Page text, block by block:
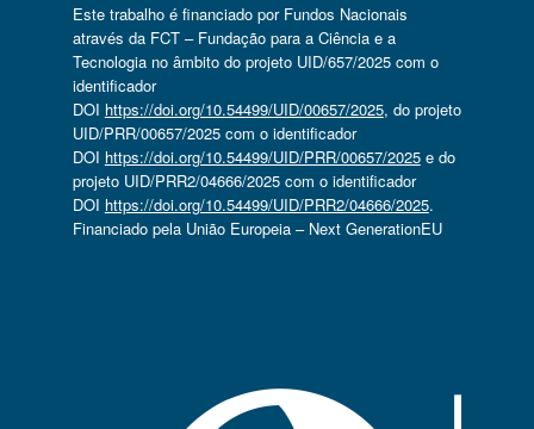
Este trabalho é financiado por Fundos Nacionais
através da FCT – Fundação para a Ciência e a
Tecnologia no âmbito do projeto UID/657/2025 com o
identificador
DOI https://doi.org/10.54499/UID/00657/2025, do projeto
UID/PRR/00657/2025 com o identificador
DOI https://doi.org/10.54499/UID/PRR/00657/2025e do
projeto UID/PRR2/04666/2025 com o identificador
DOI https://doi.org/10.54499/UID/PRR2/04666/2025.
Financiado pela União Europeia – Next GenerationEU